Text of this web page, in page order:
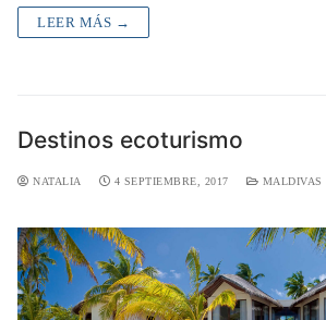
LEER MÁS →
Destinos ecoturismo
NATALIA 4 SEPTIEMBRE, 2017 MALDIVAS